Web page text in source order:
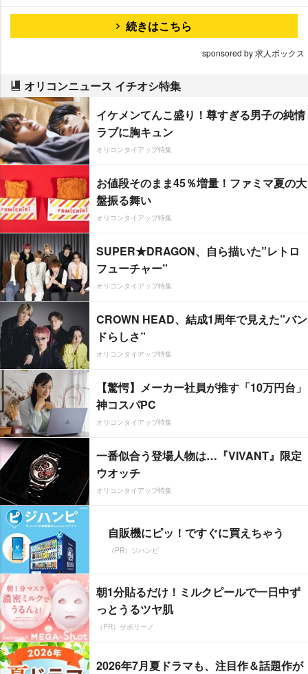
続きはこちら
sponsored by 求人ボックス
オリコンニュース イチオシ特集
イケメンてんこ盛り！尊すぎる男子の純情
ラブに胸キュン
オリコンタイアップ特集
お値段そのまま45％増量！ファミマ夏の大
盤振る舞い
オリコンタイアップ特集
SUPER★DRAGON、自ら描いた”レトロ
フューチャー”
オリコンタイアップ特集
CROWN HEAD、結成1周年で見えた”バン
ドらしさ”
オリコンタイアップ特集
【驚愕】メーカー社員が推す「10万円台」
神コスパPC
オリコンタイアップ特集
一番似合う登場人物は…『VIVANT』限定
ウオッチ
オリコンタイアップ特集
自販機にピッ！ですぐに買えちゃう
（PR）ジハンピ
朝1分貼るだけ！ミルクピールで一日中ず
っとうるツヤ肌
（PR）サボリーノ
2026年7月夏ドラマも、注目作＆話題作が